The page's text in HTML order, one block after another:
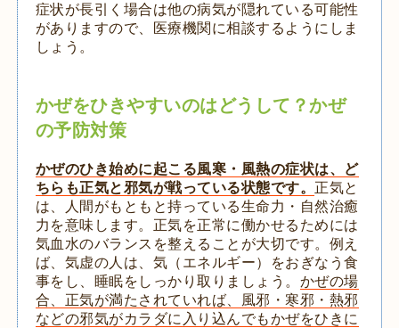
症状が長引く場合は他の病気が隠れている可能性
がありますので、医療機関に相談するようにしま
しょう。
かぜをひきやすいのはどうして？かぜ
の予防対策
かぜのひき始めに起こる風寒・風熱の症状は、ど
ちらも正気と邪気が戦っている状態です。 正気と
は、人間がもともと持っている生命力・自然治癒
力を意味します。正気を正常に働かせるためには
気血水のバランスを整えることが大切です。例え
ば、気虚の人は、気（エネルギー）をおぎなう食
事をし、睡眠をしっかり取りましょう。 かぜの場
合、正気が満たされていれば、風邪・寒邪・熱邪
などの邪気がカラダに入り込んでもかぜをひきに